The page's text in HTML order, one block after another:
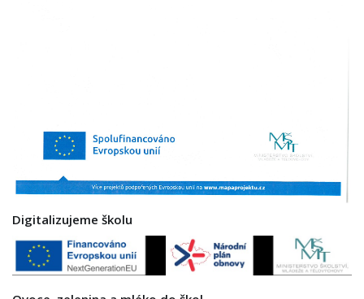
Digitalizujeme školu